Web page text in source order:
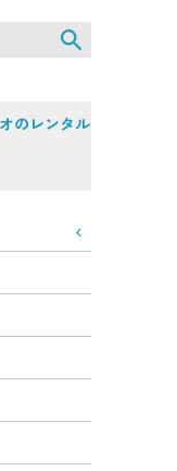
のレンタル